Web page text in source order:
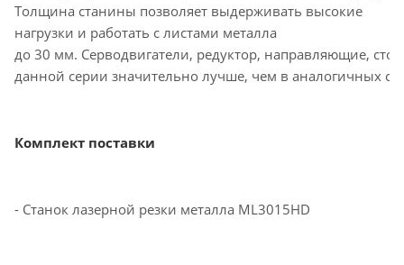
Толщина станины позволяет выдерживать высокие
нагрузки и работать с листами металла
до 30 мм. Серводвигатели, редуктор, направляющие,
данной серии значительно лучше, чем в аналогичных
Комплект поставки
- Станок лазерной резки металла ML3015HD